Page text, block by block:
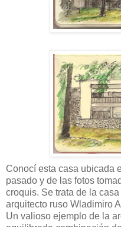
Conocí esta casa ubicada
pasado y de las fotos
croquis. Se trata de la
arquitecto ruso Wladimiro
Un valioso ejemplo de la